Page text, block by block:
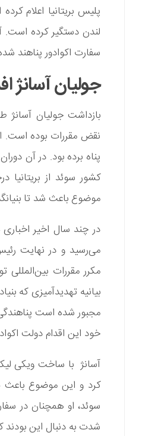
پلیس بریتانیا اعلام
سفارت اکوادور پناهند شده بود، پس از 7
جولیان آسانژ
بازداشت جولیان آسانژ
کشور سوئد از
موضوع باعث شد تا بنیانگذار 47 ساله ویکی لیکس به سفارت اکوادور
در چند سال اخیر
می‌رسید و در نهایت
مکرر مقررات
بیانیه تهدیدآمیزی که
مجبور شده است
خود این اقدام دولت
آسانژ با ساخت ویکی
کرد و این موضوع باعث
سوئد، او همچنان در
شدت به دنبال این